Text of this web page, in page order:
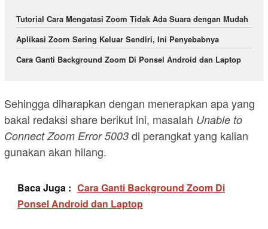
Tutorial Cara Mengatasi Zoom Tidak Ada Suara dengan Mudah
Aplikasi Zoom Sering Keluar Sendiri, Ini Penyebabnya
Cara Ganti Background Zoom Di Ponsel Android dan Laptop
Sehingga diharapkan dengan menerapkan apa yang
bakal redaksi share berikut ini, masalah Unable to
Connect Zoom Error 5003 di perangkat yang kalian
gunakan akan hilang.
Baca Juga : Cara Ganti Background Zoom Di
Ponsel Android dan Laptop